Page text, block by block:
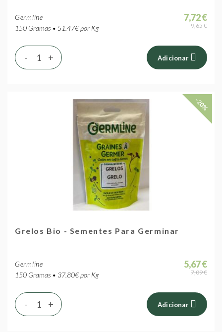
Germline
150 Gramas • 51.47€ por Kg
7,72 €
9,65 €
+
- Adicionar
-20%
Grelos Bio - Sementes Para Germinar
Germline
150 Gramas • 37.80€ por Kg
5,67 €
7,09 €
+
- Adicionar